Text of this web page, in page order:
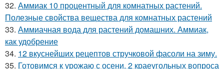
32. Аммиак 10 процентный для комнатных растений.
Полезные свойства вещества для комнатных растений
33. Аммиачная вода для растений домашних. Аммиак,
как удобрение
34. 12 вкуснейших рецептов стручковой фасоли на зиму.
35. Готовимся к урожаю с осени. 2 краеугольных вопроса